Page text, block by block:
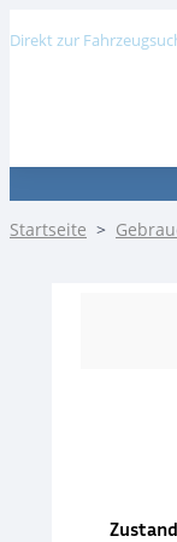
Direkt zur
Startseite >
Zustand